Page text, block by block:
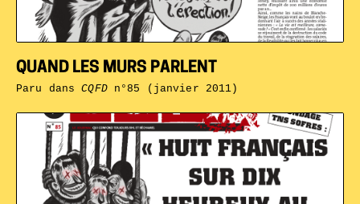
QUAND LES MURS PARLENT
Paru dansCQFDn°85 (janvier 2011)